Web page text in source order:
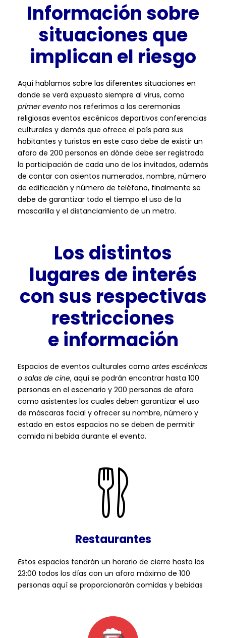
Información sobre
situaciones que
implican el riesgo
Aquí hablamos sobre las diferentes situaciones en
donde se verá expuesto siempre al virus, como
primer evento nos referimos a las ceremonias
religiosas eventos escénicos deportivos conferencias
culturales y demás que ofrece el país para sus
habitantes y turistas en este caso debe de existir un
aforo de 200 personas en dónde debe ser registrada
la participación de cada uno de los invitados, además
de contar con asientos numerados, nombre, número
de edificación y número de teléfono, finalmente se
debe de garantizar todo el tiempo el uso de la
mascarilla y el distanciamiento de un metro.
Los distintos
lugares de interés
con sus respectivas
restricciones
einformación
Espacios de eventos culturales como artes escénicas
o salas de cine, aquí se podrán encontrar hasta 100
personas en el escenario y 200 personas de aforo
como asistentes los cuales deben garantizar el uso
de máscaras facial y ofrecer su nombre, número y
estado en estos espacios no se deben de permitir
comida ni bebida durante el evento.
Restaurantes
Estos espacios tendrán un horario de cierre hasta las
23:00 todos los días con un aforo máximo de 100
personas aquí se proporcionarán comidas y bebidas